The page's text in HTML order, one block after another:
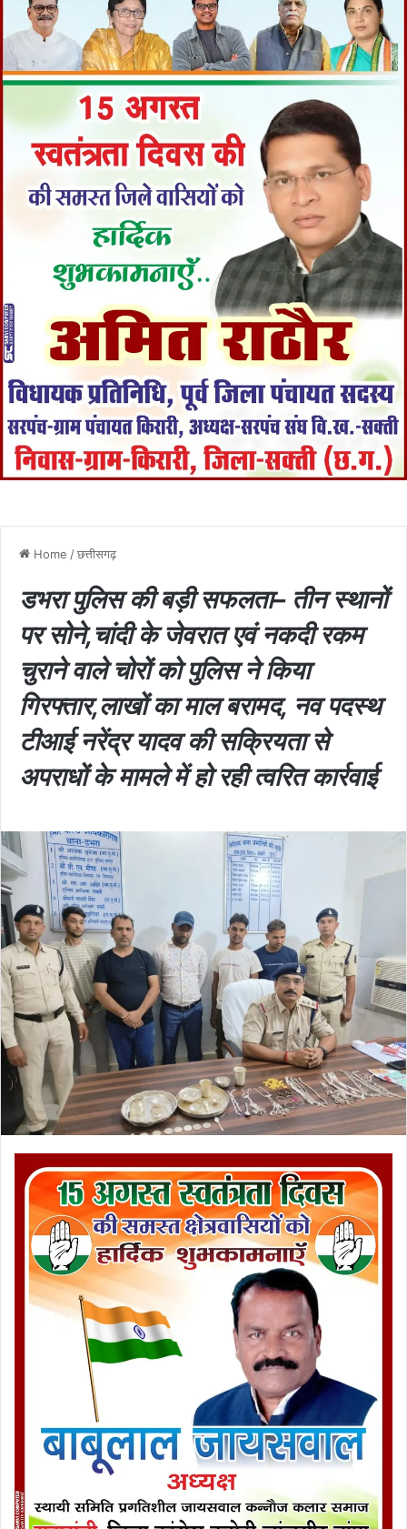
Home /छत्तीसगढ़
डभरा पुलिस की बड़ी सफलता– तीन स्थानों
पर सोने,चांदी के जेवरात एवं नकदी रकम
चुराने वाले चोरों को पुलिस ने किया
गिरफ्तार,लाखों का माल बरामद, नव पदस्थ
टीआई नरेंद्र यादव की सक्रियता से
अपराधों के मामले में हो रही त्वरित कार्रवाई